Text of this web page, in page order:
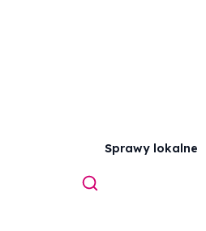
Sprawy lokalne